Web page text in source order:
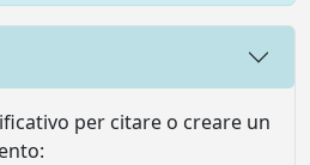
per citare o creare un